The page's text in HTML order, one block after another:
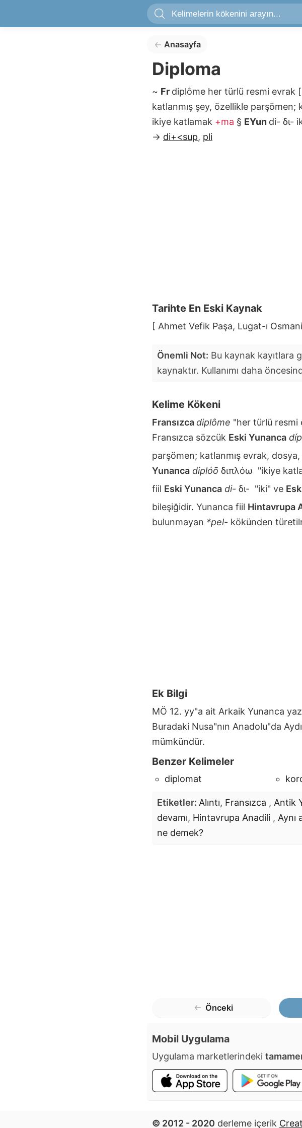
Anasayfa
Diploma
~ Fr diplôme her türlü resmi evrak
katlanmış şey, özellikle parşömen;
ikiye katlamak +ma § EYun di- δι-
→ di+<sup, pli
Tarihte En Eski Kaynak
[ Ahmet Vefik Paşa, Lugat-ı
Önemli Not: Bu kaynak kayıtlara
kaynaktır. Kullanımı daha
Kelime Kökeni
Fransızcadiplôme "her türlü resmi
Fransızca sözcük Eski Yunanca
parşömen; katlanmış evrak,
Yunanca diplóō διπλόω "ikiye
fiil Eski Yunanca di- δι- "iki" ve
bileşiğidir. Yunanca fiil Hintavrupa
bulunmayan *pel- kökünden
Ek Bilgi
MÖ 12. yy"a ait Arkaik Yunanca
Buradaki Nusa"nın Anadolu"da
mümkündür.
Benzer Kelimeler
diplomat
Etiketler: Alıntı, Fransızca , Antik
devamı, Hintavrupa Anadili , Aynı
ne demek?
Önceki
Mobil Uygulama
Uygulama marketlerindeki
© 2012 - 2020 derleme içerik